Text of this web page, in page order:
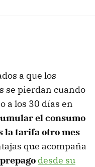
a que los
se pierdan cuando
a los 30 días en
el consumo
la tarifa otro mes
que acompaña
desde su